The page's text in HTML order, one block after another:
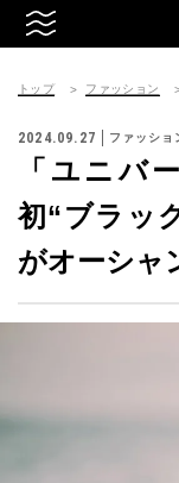
トップ ファッション
2024.09.27 ファッショ
「ユニバ
初“ブラッ
がオーシャ